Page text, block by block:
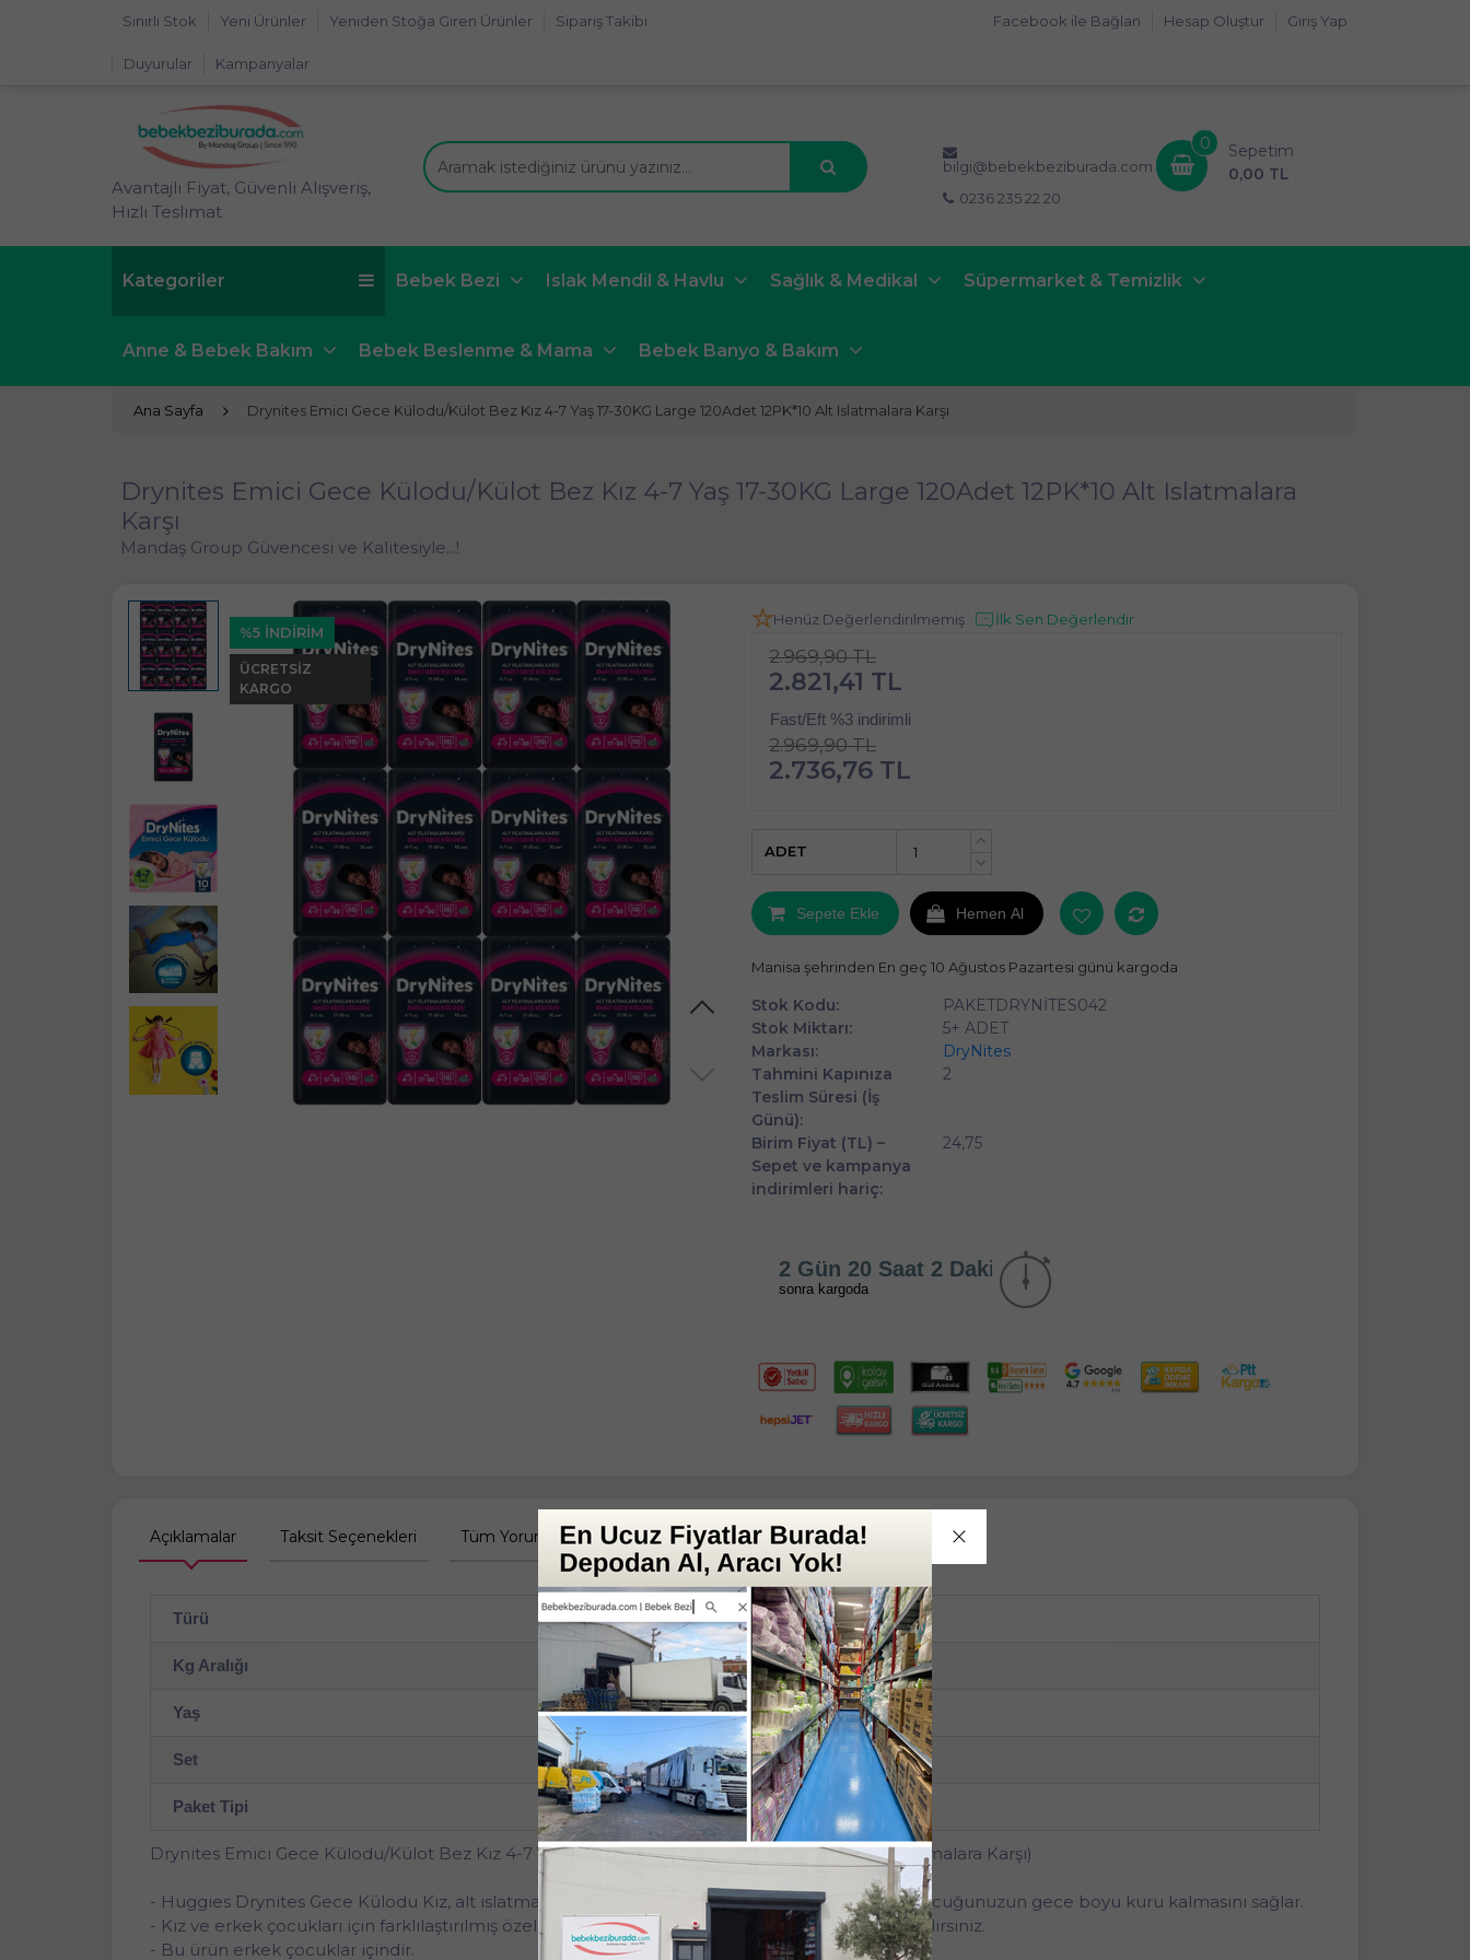
Sınırlı Stok Yeni Ürünler Yeniden Stoğa Giren Ürünler Sipariş Takibi
Duyurular Kampanyalar
Giriş Yap
Hesap Oluştur
Facebook ile Bağlan
Avantajlı Fiyat, Güvenli Alışveriş,
Hızlı Teslimat
bilgi@bebekbeziburada.com
0236 235 22 20
0
Sepetim
0,00 TL
Kategoriler Bebek Bezi Islak Mendil & Havlu Sağlık & Medikal Süpermarket & Temizlik
Anne & Bebek Bakım Bebek Beslenme & Mama Bebek Banyo & Bakım
Ana Sayfa Drynites Emici Gece Külodu/Külot Bez Kız 4-7 Yaş 17-30KG Large 120Adet 12PK*10 Alt Islatmalara Karşı
Drynites Emici Gece Külodu/Külot Bez Kız 4-7 Yaş 17-30KG Large 120Adet 12PK*10 Alt Islatmalara
Karşı
Mandaş Group Güvencesi ve Kalitesiyle...!
%5 İNDİRİM
ÜCRETSIZ
KARGO
Henüz Değerlendirilmemiş İlk Sen Değerlendir
2.969,90 TL
2.821,41 TL
Fast/Eft %3 indirimli
2.969,90 TL
2.736,76 TL
+
ADET
Sepete Ekle Hemen Al
Manisa şehrinden En geç 10 Ağustos Pazartesi günü kargoda
Stok Kodu:
PAKETDRYNİTES042
Stok Miktarı:
5+ ADET
Markası:
DryNites
Tahmini Kapınıza
Teslim Süresi (İş
Günü):
2
Birim Fiyat (TL) –
Sepet ve kampanya
indirimleri hariç:
24,75
2 Gün 20 Saat 2 Dakika
sonra kargoda
Açıklamalar Taksit Seçenekleri Tüm Yorumlar Tüm Sorular Anket
Türü Külot
Kg Aralığı 17-30
Yaş 4-7
Set 12'li
Paket Tipi Ekonomik Pk Serisi
Drynites Emici Gece Külodu/Külot Bez Kız 4-7 Yaş (17-30KG) Large 120 Adet (12PK*10) (Alt Islatmalara Karşı)
- Huggies Drynites Gece Külodu Kız, alt ıslatmalara karşı geliştirilmiş özel formülü sayesinde çocuğunuzun gece boyu kuru kalmasını sağlar.
- Kız ve erkek çocukları için farklılaştırılmış özel alan sayesinde çocuğunuza uygun olanı seçebilirsiniz.
- Bu ürün erkek çocuklar içindir.